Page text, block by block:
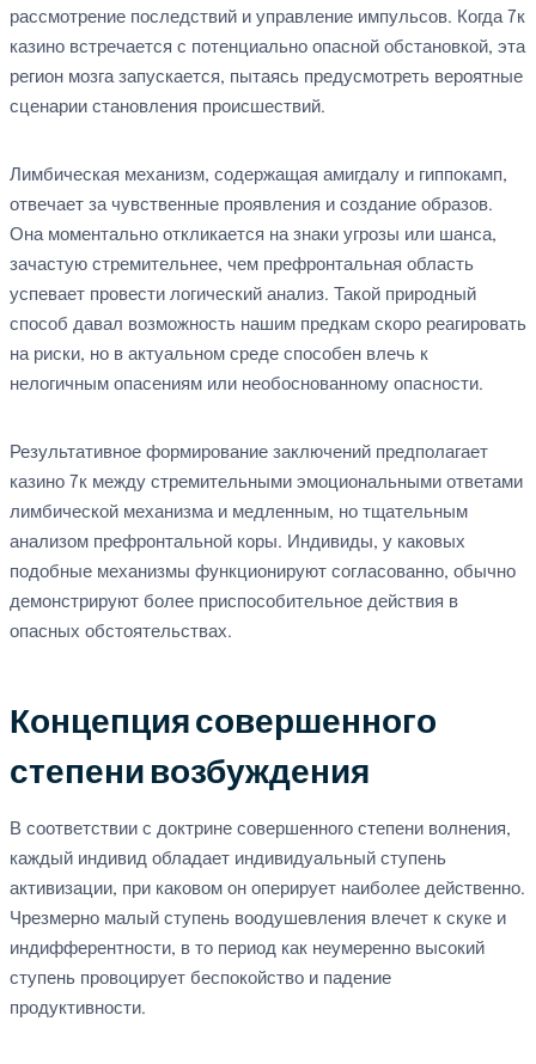
рассмотрение последствий и управление импульсов. Когда 7к
казино встречается с потенциально опасной обстановкой, эта
регион мозга запускается, пытаясь предусмотреть вероятные
сценарии становления происшествий.
Лимбическая механизм, содержащая амигдалу и гиппокамп,
отвечает за чувственные проявления и создание образов.
Она моментально откликается на знаки угрозы или шанса,
зачастую стремительнее, чем префронтальная область
успевает провести логический анализ. Такой природный
способ давал возможность нашим предкам скоро реагировать
на риски, но в актуальном среде способен влечь к
нелогичным опасениям или необоснованному опасности.
Результативное формирование заключений предполагает
казино 7к между стремительными эмоциональными ответами
лимбической механизма и медленным, но тщательным
анализом префронтальной коры. Индивиды, у каковых
подобные механизмы функционируют согласованно, обычно
демонстрируют более приспособительное действия в
опасных обстоятельствах.
Концепция совершенного
степени возбуждения
В соответствии с доктрине совершенного степени волнения,
каждый индивид обладает индивидуальный ступень
активизации, при каковом он оперирует наиболее действенно.
Чрезмерно малый ступень воодушевления влечет к скуке и
индифферентности, в то период как неумеренно высокий
ступень провоцирует беспокойство и падение
продуктивности.